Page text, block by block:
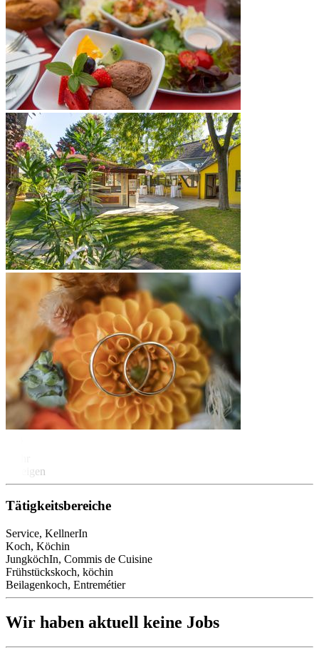
anzeigen
Tätigkeitsbereiche
Service, KellnerIn
Koch, Köchin
JungköchIn, Commis de Cuisine
Frühstückskoch, köchin
Beilagenkoch, Entremétier
Wir haben aktuell keine Jobs